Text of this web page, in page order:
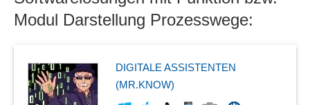
Modellierungsworkflow
Open Challenge List (OCL)
Prozess- und QM-Portal
Prozess-Reporting
Prozessdatenverfolgung
Modul Darstellung Prozesswege:
DIGITALE ASSISTENTEN
(MR.KNOW)